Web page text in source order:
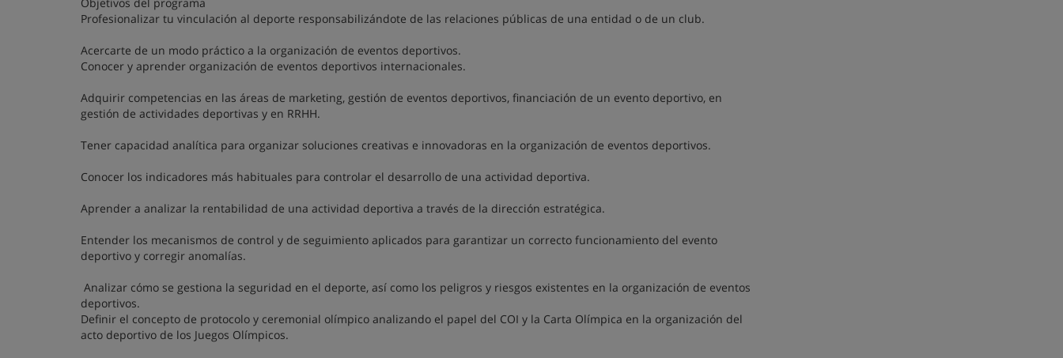
Profesionalizar tu vinculación al deporte responsabilizándote de las relaciones públicas de una entidad o de un club.
Acercarte de un modo práctico a la organización de eventos deportivos.
Conocer y aprender organización de eventos deportivos internacionales.
Adquirir competencias en las áreas de marketing, gestión de eventos deportivos, financiación de un evento deportivo, en
gestión de actividades deportivas y en RRHH.
Tener capacidad analítica para organizar soluciones creativas e innovadoras en la organización de eventos deportivos.
Conocer los indicadores más habituales para controlar el desarrollo de una actividad deportiva.
Aprender a analizar la rentabilidad de una actividad deportiva a través de la dirección estratégica.
Entender los mecanismos de control y de seguimiento aplicados para garantizar un correcto funcionamiento del evento
deportivo y corregir anomalías.
Analizar cómo se gestiona la seguridad en el deporte, así como los peligros y riesgos existentes en la organización de eventos
deportivos.
Definir el concepto de protocolo y ceremonial olímpico analizando el papel del COI y la Carta Olímpica en la organización del
acto deportivo de los Juegos Olímpicos.